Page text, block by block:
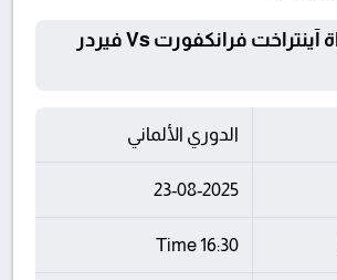
بطاقة المباراة آينتراخت فرانكفورت Vs فيردر
الدوري الألماني
23-08-2025
16:30 Time